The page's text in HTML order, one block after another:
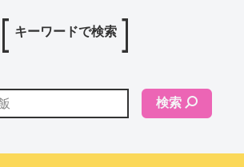
キーワードで検索
検索